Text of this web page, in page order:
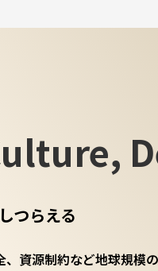
つらえる
資源制約など地球規模